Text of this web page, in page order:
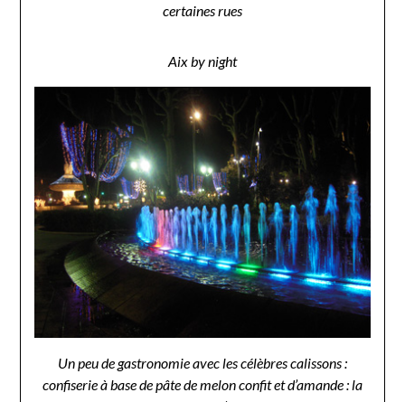
certaines rues
Aix by night
Un peu de gastronomie avec les célèbres calissons :
confiserie à base de pâte de melon confit et d’amande : la